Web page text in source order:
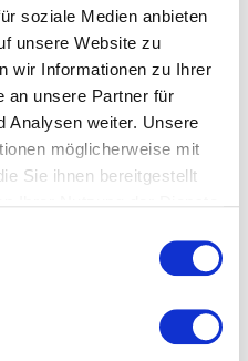
soziale Medien anbieten
unsere Website zu
wir Informationen zu Ihrer
an unsere Partner für
Analysen weiter. Unsere
möglicherweise mit
Sie ihnen bereitgestellt
weiterhin nutzen.